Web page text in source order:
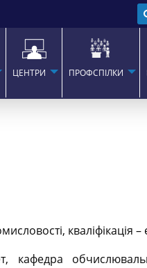
ЦЕНТРИ ПРОФСПІЛКИ
кваліфікація –
кафедра